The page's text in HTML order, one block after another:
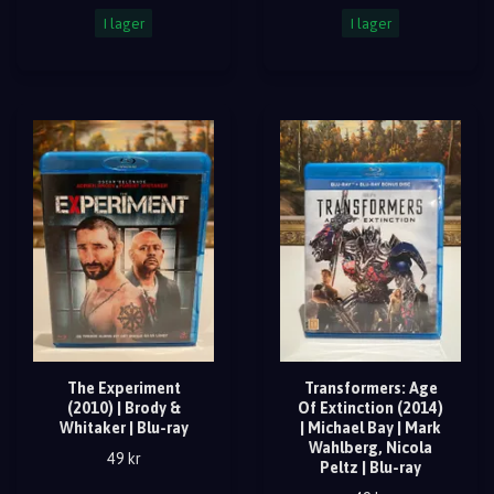
I lager I lager
The Experiment
(2010) | Brody &
Whitaker | Blu-ray
49 kr
Transformers: Age
Of Extinction (2014)
| Michael Bay | Mark
Wahlberg, Nicola
Peltz | Blu-ray